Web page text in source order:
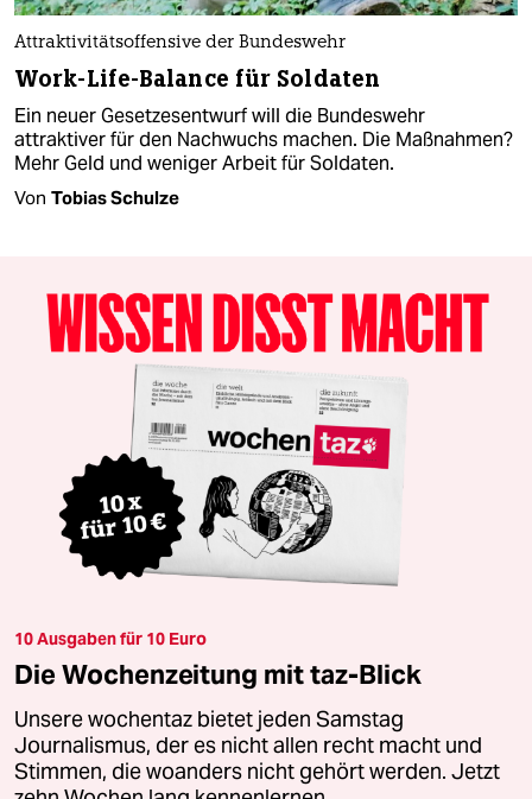
Attraktivitätsoffensive der Bundeswehr
Work-Life-Balance für Soldaten
Ein neuer Gesetzesentwurf will die Bundeswehr
attraktiver für den Nachwuchs machen. Die Maßnahmen?
Mehr Geld und weniger Arbeit für Soldaten.
Von Tobias Schulze
10 Ausgaben für 10 Euro
Die Wochenzeitung mit taz-Blick
Unsere wochentaz bietet jeden Samstag
Journalismus, der es nicht allen recht macht und
Stimmen, die woanders nicht gehört werden. Jetzt